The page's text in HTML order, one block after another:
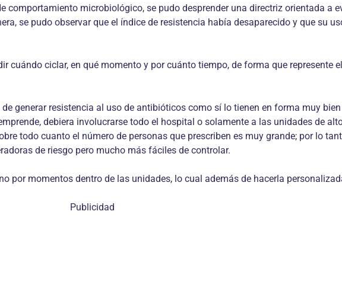
comportamiento microbiológico, se pudo desprender una directriz orientada a
se pudo observar que el índice de resistencia había desaparecido y que su
cuándo ciclar, en qué momento y por cuánto tiempo, de forma que represente
generar resistencia al uso de antibióticos como sí lo tienen en forma muy
debiera involucrarse todo el hospital o solamente a las unidades de
todo cuanto el número de personas que prescriben es muy grande; por lo
de riesgo pero mucho más fáciles de controlar.
por momentos dentro de las unidades, lo cual además de hacerla
Publicidad